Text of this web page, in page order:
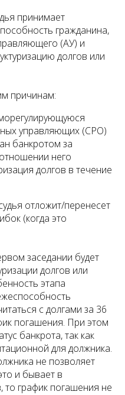
принимает
гражданина,
(АУ) и
долгов или
причинам:
управляющих (СРО)
банкротом за
него
долгов в течение
отложит/перенесет
(когда это
заседании будет
долгов или
этапа
с долгами за 36
погашения. При этом
банкрота, так как
для должника.
не позволяет
и бывает в
график погашения не